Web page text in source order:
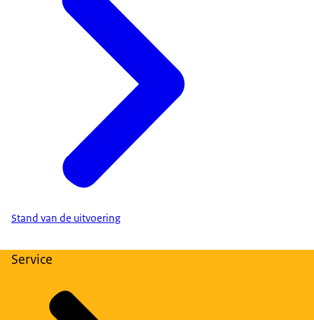
Stand van de uitvoering
Service